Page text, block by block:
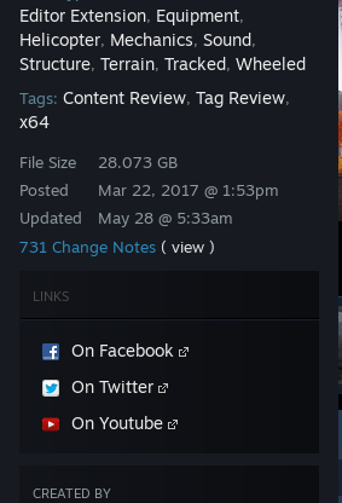
Editor Extension, Equipment,
Helicopter, Mechanics, Sound,
Structure, Terrain, Tracked, Wheeled
Tags: Content Review, Tag Review,
x64
File Size
Posted
Updated
28.073 GB
Mar 22, 2017 @ 1:53pm
May 28 @ 5:33am
731 Change Notes ( view )
LINKS
On Facebook
On Twitter
On Youtube
CREATED BY
79